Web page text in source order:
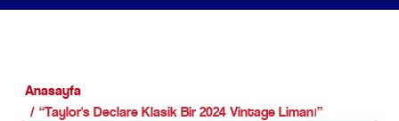
Anasayfa
“Taylor's Declare Klasik Bir 2024 Vintage Limanı”